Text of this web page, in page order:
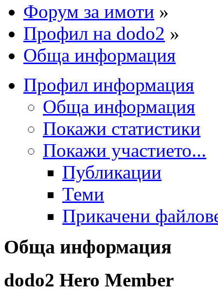
Форум за имоти »
Профил на dodo2 »
Обща информация
Профил информация
Обща информация
Покажи статистики
Покажи участието...
Публикации
Теми
Прикачени
Обща информация
dodo2 Hero Member